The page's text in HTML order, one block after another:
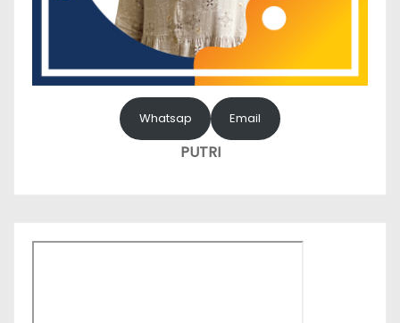
Whatsap Email
PUTRI